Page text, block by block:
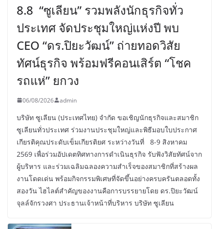
8.8 “ซูเลียน” รวมพลังนักธุรกิจทั่ว
ประเทศ จัดประชุมใหญ่แห่งปี พบ
CEO “ดร.ปิยะวัฒน์” ถ่ายทอดวิสัย
ทัศน์ธุรกิจ พร้อมฟรีคอนเสิร์ต “โชค
รถแห่” ยกวง
06/08/2026 admin
บริษัท ซูเลียน (ประเทศไทย) จำกัด ขอเชิญนักธุรกิจและสมาชิก
ซูเลียนทั่วประเทศ ร่วมงานประชุมใหญ่และพิธีมอบใบประกาศ
เกียรติคุณประดับเข็มเกียรติยศ ระหว่างวันที่ 8-9 สิงหาคม
2569 เพื่อร่วมอัปเดตทิศทางการดำเนินธุรกิจ รับฟังวิสัยทัศน์จาก
ผู้บริหาร และร่วมเฉลิมฉลองความสำเร็จของสมาชิกที่สร้างผล
งานโดดเด่น พร้อมกิจกรรมพิเศษที่จัดขึ้นอย่างครบครันตลอดทั้ง
สองวัน ไฮไลต์สำคัญของงานคือการบรรยายโดย ดร.ปิยะวัฒน์
จุลล์จักรวงศา ประธานเจ้าหน้าที่บริหาร บริษัท ซูเลียน